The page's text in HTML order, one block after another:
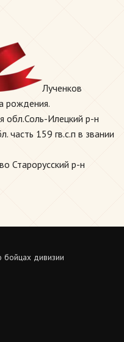
Лученков
рождения.
обл.Соль-Илецкий р-н
часть 159 гв.с.п в звании
Старорусский р-н
бойцах дивизии